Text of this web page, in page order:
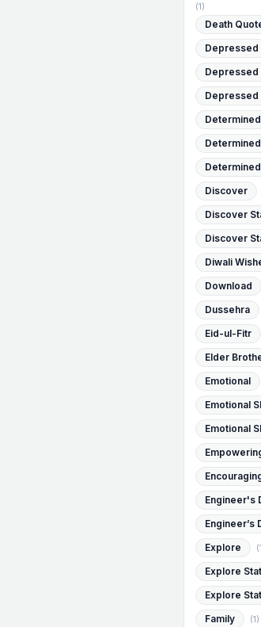
(1)
Death
Depressed
Depressed
Depressed
Determined
Discover
Discover
Discover
Diwali
Download
Dussehra
Eid-ul-Fitr
Elder
Emotional
Emotional
Emotional
Engineer's
Engineer’s
Explore
Explore
Explore
Family (1)